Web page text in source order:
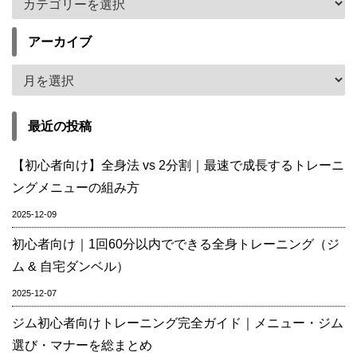
アーカイブ
最近の投稿
【初心者向け】全身法 vs 2分割｜最速で成長するトレーニ
ングメニューの組み方
2025-12-09
初心者向け｜1回60分以内でできる全身トレーニング（ジ
ム & 自宅ダンベル）
2025-12-07
ジム初心者向けトレーニング完全ガイド｜メニュー・ジム
選び・マナーを総まとめ